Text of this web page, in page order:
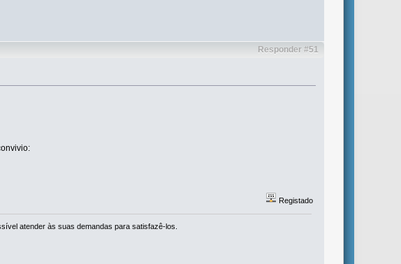
Responder #51
Registado
atender às suas demandas para satisfazê-los.